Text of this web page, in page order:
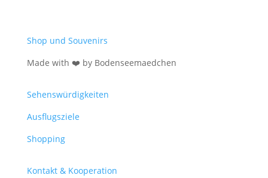
Shop und Souvenirs
Made with ❤️ by Bodenseemaedchen
Sehenswürdigkeiten
Ausflugsziele
Shopping
Kontakt & Kooperation